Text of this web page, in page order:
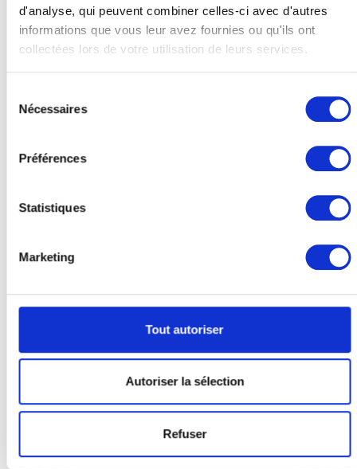
d'analyse, qui peuvent combiner celles-ci avec d'autres
informations que vous leur avez fournies ou qu'ils ont
collectées lors de votre utilisation de leurs services.
Nécessaires
Préférences
Statistiques
Marketing
Tout autoriser
Autoriser la sélection
Refuser
Compétences :
-Droit du travail